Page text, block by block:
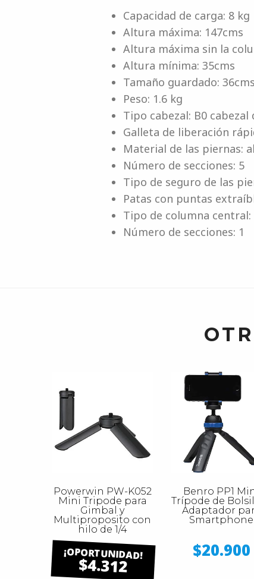
Capacidad de carga: 8 kg
Altura máxima: 147cms
Altura máxima sin la
Altura mínima: 35cms
Tamaño guardado: 36cms
Peso: 1.6 kg
Tipo cabezal: B0 cabezal
Galleta de liberación
Material de las piernas:
Número de secciones: 5
Tipo de seguro de las
Patas con puntas
Tipo de columna
Número de secciones: 1
Powerwin PW-K052
Mini Tripode para
Gimbal y
Multiproposito con
hilo de 1/4
$4.312
Benro PP1
Trípode de
Adaptador
Smartphone
$20.900